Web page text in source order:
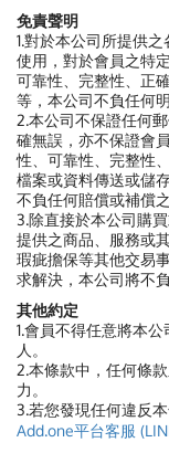
免責聲明
1.對於本公司所提供
使用，對於會員之特
可靠性、完整性、正
等，本公司不負任何
2.本公司不保證任何
確無誤，亦不保證會
性、可靠性、完整性
檔案或資料傳送或儲
不負任何賠償或補償之
3.除直接於本公司購
提供之商品、服務或
瑕疵擔保等其他交易
求解決，本公司將不
其他約定
1.會員不得任意將本
人。
2.本條款中，任何條
力。
3.若您發現任何違反
Add.one平台客服